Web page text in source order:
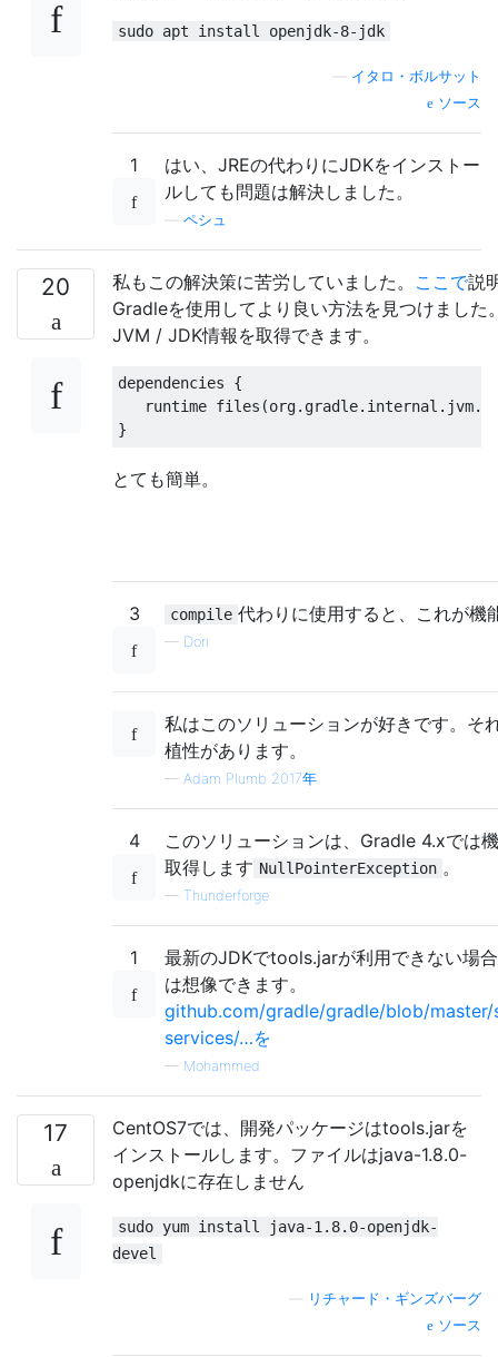
sudo apt install openjdk-8-jdk
イタロ・ボルサット
ソース
1
はい、JREの代わりにJDKをインストー
ルしても問題は解決しました。
ペシュ
20 私もこの解決策に苦労していました。 ここで説
Gradleを使用してより良い方法を見つけました
JVM / JDK情報を取得できます。
dependencies {
   runtime files
(org. gradle. internal . jvm.
}
とても簡単。
3 compile 代わりに使用すると、これが機
— Dori
私はこのソリューションが好きです。そ
植性があります。
— Adam Plumb 2017年
4
このソリューションは、Gradle 4.xでは
取得します NullPointerException 。
— Thunderforge
1
最新のJDKでtools.jarが利用できない場
は想像できます。
github.com/gradle/gradle/blob/
services/…を
— Mohammed
17
CentOS7では、開発パッケージはtools.jarを
インストールします。ファイルはjava-1.8.0-
openjdkに存在しません
sudo yum install java-1.8.0-openjdk-
devel
リチャード・ギンズバーグ
ソース